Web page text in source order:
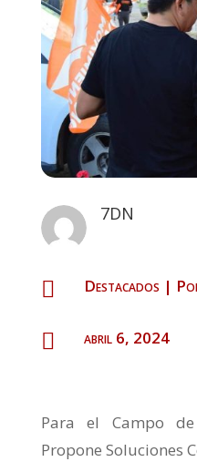
7DN
 Destacados |
 abril 6, 2024
Para el Campo de
Propone Soluciones